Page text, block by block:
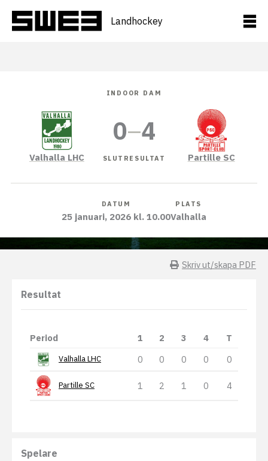
innehåll
Landhockey
INDOOR DAM
Valhalla LHC
0–4
SLUTRESULTAT Partille SC
DATUM
25 januari, 2026 kl. 10.00
PLATS
Valhalla
Skriv ut/skapa PDF
Resultat
Period 1 2 3 4 T
Valhalla LHC 0 0 0 0 0
Partille SC 1 2 1 0 4
Spelare